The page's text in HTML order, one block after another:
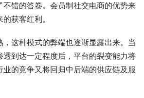
不错的答卷。会员制社交电商的优势来
获客红利。
这种模式的弊端也逐渐显露出来。当
透到达一定程度后，平台的裂变能力将
的竞争又将回归中后端的供应链及服